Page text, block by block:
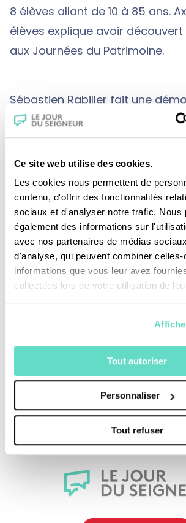
Ce site web utilise des cookies.
Les cookies nous permettent de
contenu, d'offrir des fonctionnalités
sociaux et d'analyser notre trafic. Nous
également des informations sur
avec nos partenaires de médias
d'analyse, qui peuvent combiner
informations que vous leur avez
collectées lors de votre utilisation de
Tout autoriser
Personnaliser
Tout refuser
8 élèves allant de 10 à 85 ans.
élèves explique avoir
aux Journées du Patrimoine.
Sébastien Rabiller fait une
l'aide d'un carillon électrique,
Antoine Meunier. Sébastien
que la présence d'Antoine dans
facilite grandement la relation
paroisse et offre à l'église une
la culture et le monde extérieur.
Sébastien Rabiller accède au
présenter les cloches. Le père
ajoute que le son du carillon
l'occasion de rendre grâce à
Dieu.
Une série produite parLe Jour du
partenariat avec Le Pèlerin.